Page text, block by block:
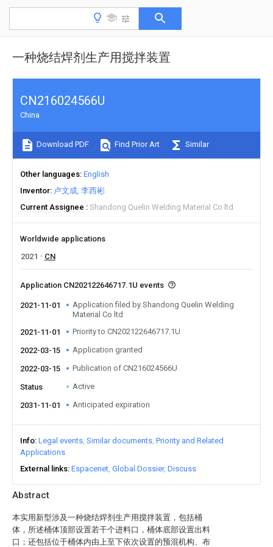
一种烧结焊剂生产用搅拌装置
Abstract
本实用新型涉及一种烧结焊剂生产用搅拌装置，包括桶
体，所述桶体顶部设置若干个进料口，桶体底部设置出料
口；还包括位于桶体内由上至下依次设置的预混机构、布
CN216024566U
China
Download PDF Find Prior Art Similar
Other languages English
Inventor 卢文成 李西彬
Current Assignee
Shandong Quelin Welding Material Co ltd
Worldwide applications
2021
CN
Application CN202122646717.1U events
2021-11-01
Application filed by Shandong Quelin Welding
Material Co ltd
2021-11-01
Priority to CN202122646717.1U
2022-03-15 Application granted
2022-03-15 Publication of CN216024566U
Status Active
2031-11-01 Anticipated expiration
Info Legal events Similar documents Priority and Related
Applications
External links Espacenet Global Dossier Discuss